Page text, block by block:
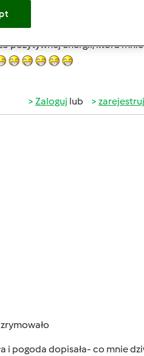
i wziełam
no i wyjdzie hihihi
pozytywnej energii, która
Zaloguj lub
i pogoda dopisała- co mnie